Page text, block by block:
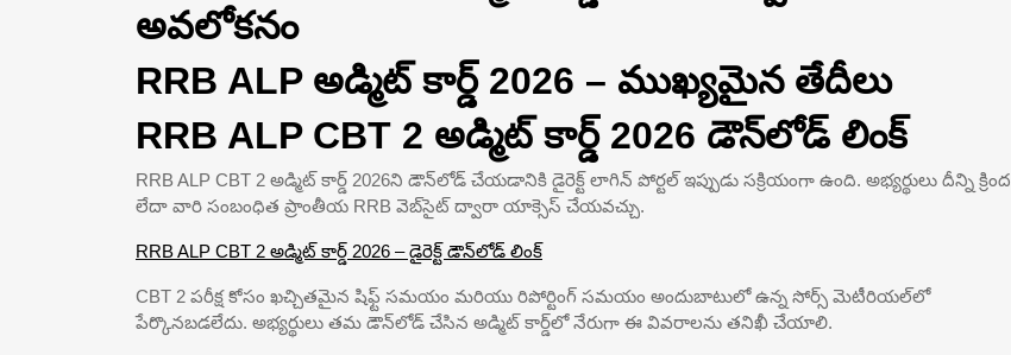
అవలోకనం
RRB ALP అడ్మిట్ కార్డ్ 2026 – ముఖ్యమైన తేదీలు
RRB ALP CBT 2 అడ్మిట్ కార్డ్ 2026 డౌన్‌లోడ్ లింక్
RRB ALP CBT 2 అడ్మిట్ కార్డ్ 2026ని డౌన్‌లోడ్ చేయడానికి డైరెక్ట్ లాగిన్ పోర్టల్ ఇప్పుడు సక్రియంగా ఉంది. అభ్యర్థులు దీన్ని క్రింద
లేదా వారి సంబంధిత ప్రాంతీయ RRB వెబ్‌సైట్ ద్వారా యాక్సెస్ చేయవచ్చు.
RRB ALP CBT 2 అడ్మిట్ కార్డ్ 2026 – డైరెక్ట్ డౌన్‌లోడ్ లింక్
CBT 2 పరీక్ష కోసం ఖచ్చితమైన షిఫ్ట్ సమయం మరియు రిపోర్టింగ్ సమయం అందుబాటులో ఉన్న సోర్స్ మెటీరియల్‌లో
పేర్కొనబడలేదు. అభ్యర్థులు తమ డౌన్‌లోడ్ చేసిన అడ్మిట్ కార్డ్‌లో నేరుగా ఈ వివరాలను తనిఖీ చేయాలి.